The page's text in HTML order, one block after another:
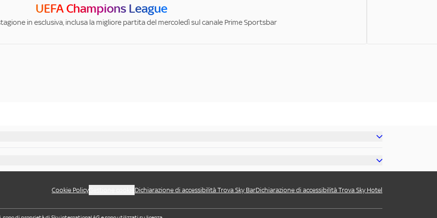
UEFA Champions League
in esclusiva, inclusa la migliore partita del mercoledì sul canale Prime Sportsbar
Cookie Policy Dichiarazione di accessibilità Trova Sky BarDichiarazione di accessibilità Trova Sky Hotel